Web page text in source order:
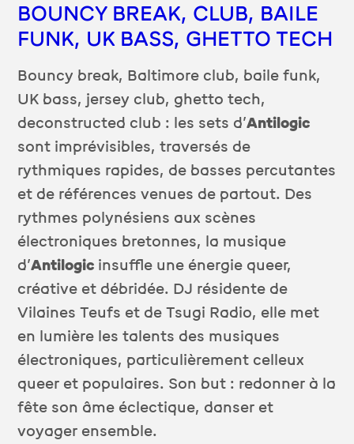
BOUNCY BREAK, CLUB, BAILE
FUNK, UK BASS, GHETTO TECH
Bouncy break, Baltimore club, baile funk,
UK bass, jersey club, ghetto tech,
deconstructed club : les sets d’Antilogic
sont imprévisibles, traversés de
rythmiques rapides, de basses percutantes
et de références venues de partout. Des
rythmes polynésiens aux scènes
électroniques bretonnes, la musique
d’Antilogic insuffle une énergie queer,
créative et débridée. DJ résidente de
Vilaines Teufs et de Tsugi Radio, elle met
en lumière les talents des musiques
électroniques, particulièrement celleux
queer et populaires. Son but : redonner à la
fête son âme éclectique, danser et
voyager ensemble.